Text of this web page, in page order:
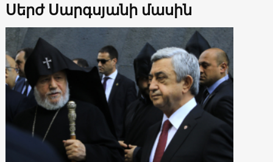
Սերժ Սարգսյանի մասին